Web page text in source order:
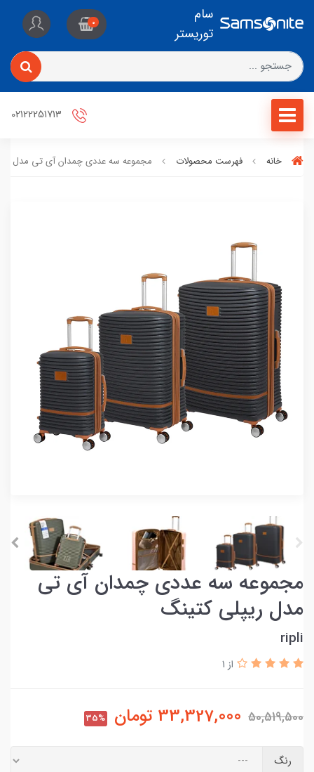
سام
توریستر
0
خانه فهرست محصولات مجموعه سه عددی چمدان آی تی مدل
مجموعه سه عددی چمدان آی تی
مدل ریپلی کتینگ
ripli
از 1
50,519,500
33,327,000 تومان 35%
رنگ